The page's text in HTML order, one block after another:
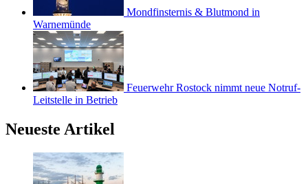
Mondfinsternis & Blutmond in
Warnemünde
Feuerwehr Rostock nimmt neue Notruf-
Leitstelle in Betrieb
Neueste Artikel